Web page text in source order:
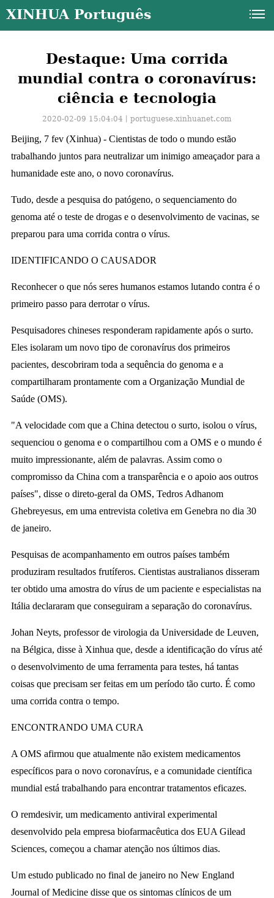
XINHUA Português
Destaque: Uma corrida
mundial contra o coronavírus:
ciência e tecnologia
2020-02-09 15:04:04丨portuguese.xinhuanet.com
Beijing, 7 fev (Xinhua) - Cientistas de todo o mundo estão
trabalhando juntos para neutralizar um inimigo ameaçador para a
humanidade este ano, o novo coronavírus.
Tudo, desde a pesquisa do patógeno, o sequenciamento do
genoma até o teste de drogas e o desenvolvimento de vacinas, se
preparou para uma corrida contra o vírus.
IDENTIFICANDO O CAUSADOR
Reconhecer o que nós seres humanos estamos lutando contra é o
primeiro passo para derrotar o vírus.
Pesquisadores chineses responderam rapidamente após o surto.
Eles isolaram um novo tipo de coronavírus dos primeiros
pacientes, descobriram toda a sequência do genoma e a
compartilharam prontamente com a Organização Mundial de
Saúde (OMS).
"A velocidade com que a China detectou o surto, isolou o vírus,
sequenciou o genoma e o compartilhou com a OMS e o mundo é
muito impressionante, além de palavras. Assim como o
compromisso da China com a transparência e o apoio aos outros
países", disse o direto-geral da OMS, Tedros Adhanom
Ghebreyesus, em uma entrevista coletiva em Genebra no dia 30
de janeiro.
Pesquisas de acompanhamento em outros países também
produziram resultados frutíferos. Cientistas australianos disseram
ter obtido uma amostra do vírus de um paciente e especialistas na
Itália declararam que conseguiram a separação do coronavírus.
Johan Neyts, professor de virologia da Universidade de Leuven,
na Bélgica, disse à Xinhua que, desde a identificação do vírus até
o desenvolvimento de uma ferramenta para testes, há tantas
coisas que precisam ser feitas em um período tão curto. É como
uma corrida contra o tempo.
ENCONTRANDO UMA CURA
A OMS afirmou que atualmente não existem medicamentos
específicos para o novo coronavírus, e a comunidade científica
mundial está trabalhando para encontrar tratamentos eficazes.
O remdesivir, um medicamento antiviral experimental
desenvolvido pela empresa biofarmacêutica dos EUA Gilead
Sciences, começou a chamar atenção nos últimos dias.
Um estudo publicado no final de janeiro no New England
Journal of Medicine disse que os sintomas clínicos de um